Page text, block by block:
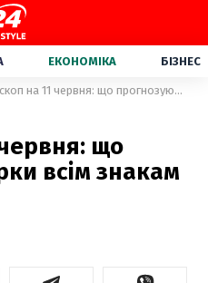
ЕКОНОМІКА БІЗНЕС
Гороскоп на 11 червня: що прогнозують зірки всім знакам зодіаку
що
всім знакам